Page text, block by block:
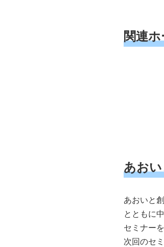
関連
あお
あおいと
とともに
セミナー
次回のセ